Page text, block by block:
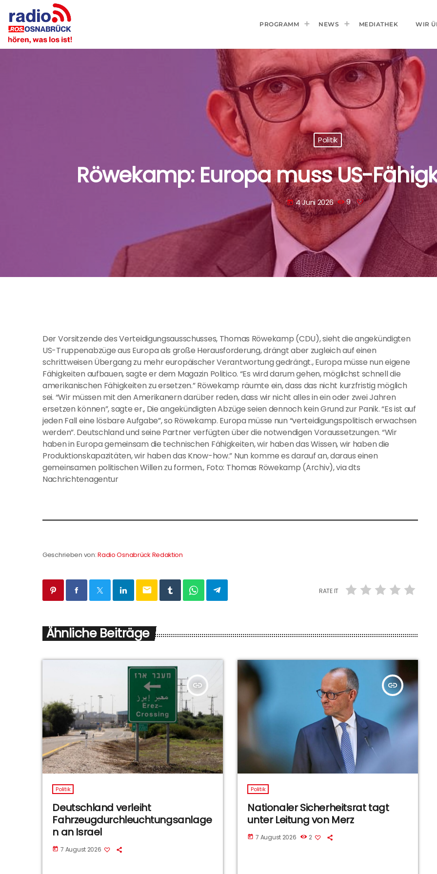
PROGRAMM NEWS MEDIATHEK WIR
Politik
Röwekamp: Europa muss US-
today 4 Juni 2026 9
Der Vorsitzende des Verteidigungsausschusses, Thomas Röwekamp (CDU), sieht die angekündigten
US-Truppenabzüge aus Europa als große Herausforderung, drängt aber zugleich auf einen
schrittweisen Übergang zu mehr europäischer Verantwortung gedrängt., Europa müsse nun eigene
Fähigkeiten aufbauen, sagte er dem Magazin Politico. “Es wird darum gehen, möglichst schnell die
amerikanischen Fähigkeiten zu ersetzen.” Röwekamp räumte ein, dass das nicht kurzfristig möglich
sei. “Wir müssen mit den Amerikanern darüber reden, dass wir nicht alles in ein oder zwei Jahren
ersetzen können”, sagte er., Die angekündigten Abzüge seien dennoch kein Grund zur Panik. “Es ist auf
jeden Fall eine lösbare Aufgabe”, so Röwekamp. Europa müsse nun “verteidigungspolitisch erwachsen
werden”. Deutschland und seine Partner verfügten über die notwendigen Voraussetzungen. “Wir
haben in Europa gemeinsam die technischen Fähigkeiten, wir haben das Wissen, wir haben die
Produktionskapazitäten, wir haben das Know-how.” Nun komme es darauf an, daraus einen
gemeinsamen politischen Willen zu formen., Foto: Thomas Röwekamp (Archiv), via dts
Nachrichtenagentur
Geschrieben von:Radio Osnabrück Redaktion
email RATE IT
Ähnliche Beiträge
insert_link
Politik
Deutschland verleiht
Fahrzeugdurchleuchtungsanlage
n an Israel
today 7 August 2026
insert_link
Politik
Nationaler Sicherheitsrat tagt
unter Leitung von Merz
today 7 August 2026 2